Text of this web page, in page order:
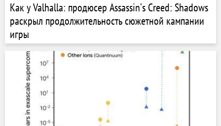
Как у Valhalla: продюсер Assassinʼs Creed: Shadows
раскрыл продолжительность сюжетной кампании
игры